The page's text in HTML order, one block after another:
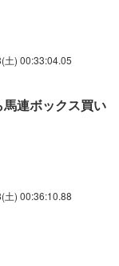
土) 00:33:04.05
連ボックス買い
土) 00:36:10.88